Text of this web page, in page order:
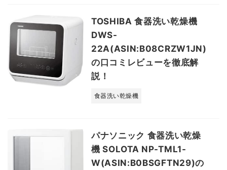
TOSHIBA 食器洗い乾燥機
DWS-
22A(ASIN:B08CRZW1JN)
の口コミレビューを徹底解
説！
食器洗い乾燥機
パナソニック 食器洗い乾燥
機 SOLOTA NP-TML1-
W(ASIN:B0BSGFTN29)の